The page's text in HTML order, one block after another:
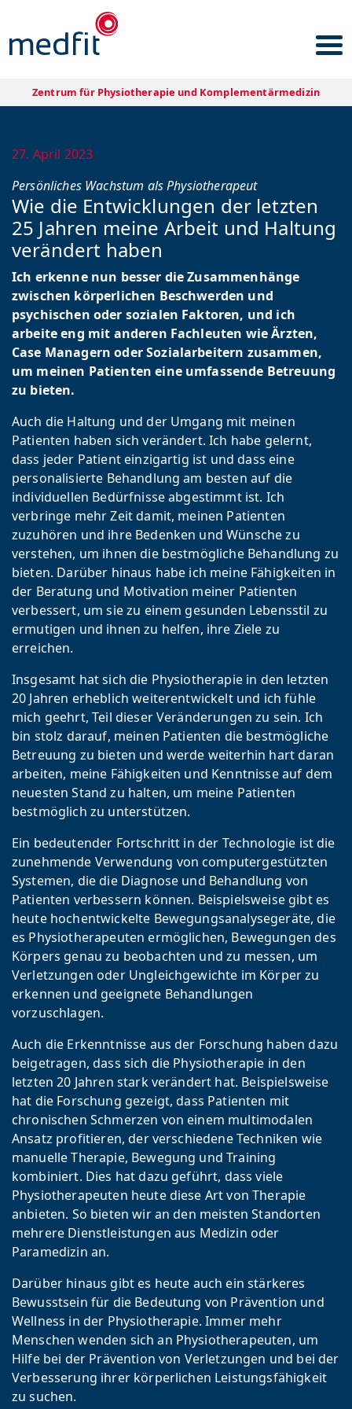
Zentrum für Physiotherapie und Komplementärmedizin
27. April 2023
Persönliches Wachstum als Physiotherapeut
Wie die Entwicklungen der letzten
25 Jahren meine Arbeit und Haltung
verändert haben
Ich erkenne nun besser die Zusammenhänge
zwischen körperlichen Beschwerden und
psychischen oder sozialen Faktoren, und ich
arbeite eng mit anderen Fachleuten wie Ärzten,
Case Managern oder Sozialarbeitern zusammen,
um meinen Patienten eine umfassende Betreuung
zu bieten.
Auch die Haltung und der Umgang mit meinen
Patienten haben sich verändert. Ich habe gelernt,
dass jeder Patient einzigartig ist und dass eine
personalisierte Behandlung am besten auf die
individuellen Bedürfnisse abgestimmt ist. Ich
verbringe mehr Zeit damit, meinen Patienten
zuzuhören und ihre Bedenken und Wünsche zu
verstehen, um ihnen die bestmögliche Behandlung zu
bieten. Darüber hinaus habe ich meine Fähigkeiten in
der Beratung und Motivation meiner Patienten
verbessert, um sie zu einem gesunden Lebensstil zu
ermutigen und ihnen zu helfen, ihre Ziele zu
erreichen.
Insgesamt hat sich die Physiotherapie in den letzten
20 Jahren erheblich weiterentwickelt und ich fühle
mich geehrt, Teil dieser Veränderungen zu sein. Ich
bin stolz darauf, meinen Patienten die bestmögliche
Betreuung zu bieten und werde weiterhin hart daran
arbeiten, meine Fähigkeiten und Kenntnisse auf dem
neuesten Stand zu halten, um meine Patienten
bestmöglich zu unterstützen.
Ein bedeutender Fortschritt in der Technologie ist die
zunehmende Verwendung von computergestützten
Systemen, die die Diagnose und Behandlung von
Patienten verbessern können. Beispielsweise gibt es
heute hochentwickelte Bewegungsanalysegeräte, die
es Physiotherapeuten ermöglichen, Bewegungen des
Körpers genau zu beobachten und zu messen, um
Verletzungen oder Ungleichgewichte im Körper zu
erkennen und geeignete Behandlungen
vorzuschlagen.
Auch die Erkenntnisse aus der Forschung haben dazu
beigetragen, dass sich die Physiotherapie in den
letzten 20 Jahren stark verändert hat. Beispielsweise
hat die Forschung gezeigt, dass Patienten mit
chronischen Schmerzen von einem multimodalen
Ansatz profitieren, der verschiedene Techniken wie
manuelle Therapie, Bewegung und Training
kombiniert. Dies hat dazu geführt, dass viele
Physiotherapeuten heute diese Art von Therapie
anbieten. So bieten wir an den meisten Standorten
mehrere Dienstleistungen aus Medizin oder
Paramedizin an.
Darüber hinaus gibt es heute auch ein stärkeres
Bewusstsein für die Bedeutung von Prävention und
Wellness in der Physiotherapie. Immer mehr
Menschen wenden sich an Physiotherapeuten, um
Hilfe bei der Prävention von Verletzungen und bei der
Verbesserung ihrer körperlichen Leistungsfähigkeit
zu suchen.